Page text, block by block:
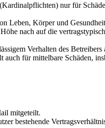
nur für
Leben, Körper und
nach auf die
Verhalten des Betreibers
für mittelbare Schäden,
mitgeteilt.
bestehende